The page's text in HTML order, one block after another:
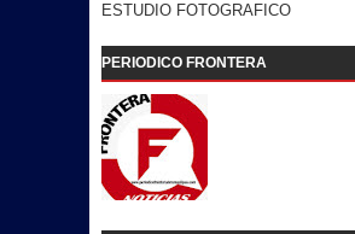
ESTUDIO FOTOGRAFICO
PERIODICO FRONTERA